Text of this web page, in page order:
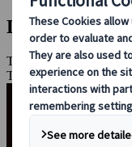
Das Japan
Tokio, Nikko, Aizu-
Tsumago, Gifu,